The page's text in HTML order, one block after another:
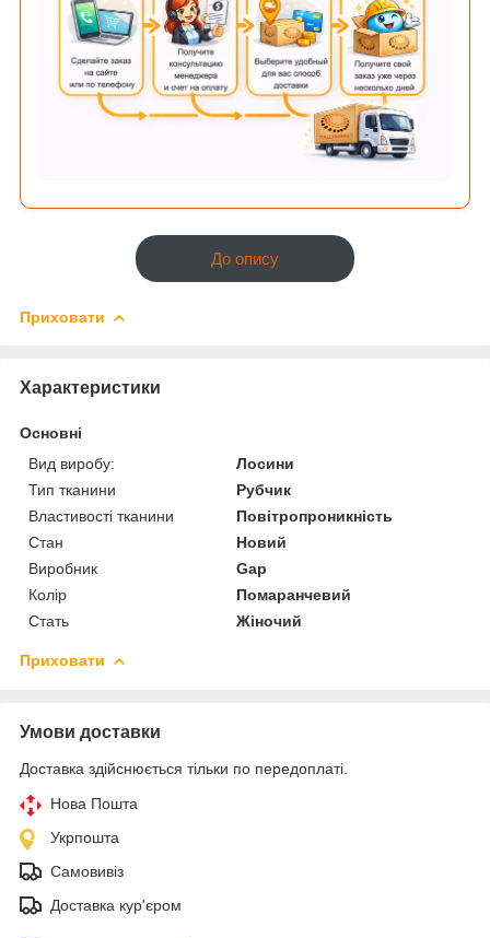
До опису
Приховати
Характеристики
Основні
Вид виробу:
Лосини
Тип тканини
Рубчик
Властивості тканини
Повітропроникність
Стан
Новий
Виробник
Gap
Колір
Помаранчевий
Стать
Жіночий
Приховати
Умови доставки
Доставка здійснюється тільки по передоплаті.
Нова Пошта
Укрпошта
Самовивіз
Доставка кур'єром